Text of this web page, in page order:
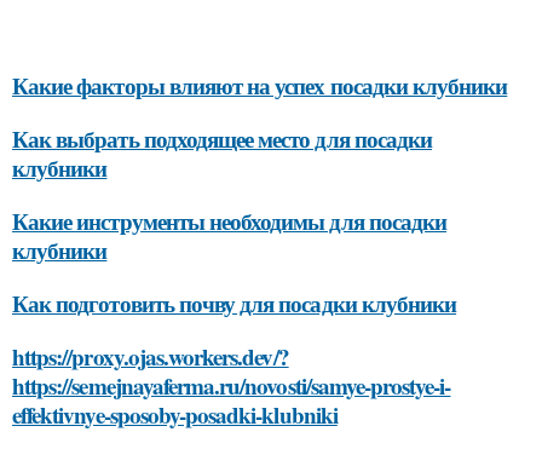
Какие факторы влияют на успех посадки клубники
Как выбрать подходящее место для посадки
клубники
Какие инструменты необходимы для посадки
клубники
Как подготовить почву для посадки клубники
https://proxy.ojas.workers.dev/?
https://semejnayaferma.ru/novosti/samye-prostye-i-
effektivnye-sposoby-posadki-klubniki